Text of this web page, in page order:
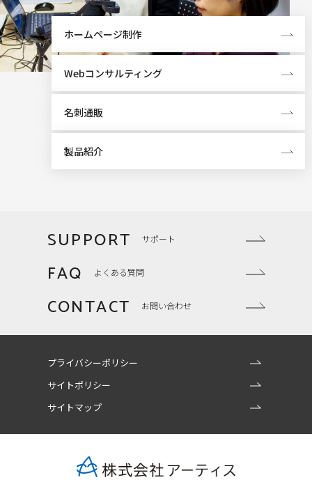
ホームページ制作
Webコンサルティング
名刺通販
製品紹介
SUPPORT サポート
FAQ よくある質問
CONTACT お問い合わせ
プライバシーポリシー
サイトポリシー
サイトマップ